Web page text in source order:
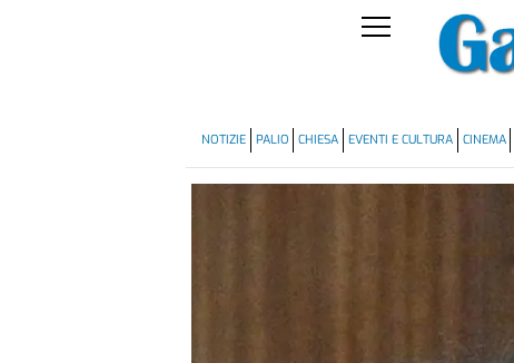
NOTIZIE PALIO CHIESA EVENTI E CULTURA CINEMA